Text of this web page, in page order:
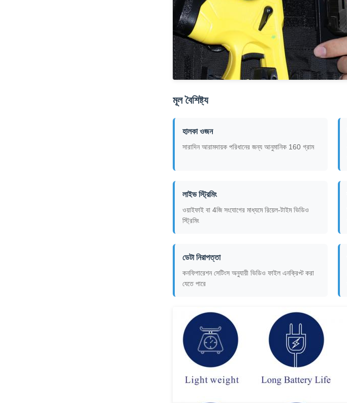
মূল বৈশিষ্ট্য
হালকা ওজন
সারাদিন আরামদায়ক পরিধানের জন্য আনুমানিক 160 গ্রাম
লাইভ স্ট্রিমিং
ওয়াইফাই বা 4জি সংযোগের মাধ্যমে রিয়েল-টাইম ভিডিও
স্ট্রিমিং
ডেটা নিরাপত্তা
কনফিগারেশন সেটিংস অনুযায়ী ভিডিও ফাইল এনক্রিপ্ট করা
যেতে পারে